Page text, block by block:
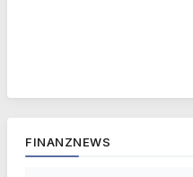
FINANZNEWS